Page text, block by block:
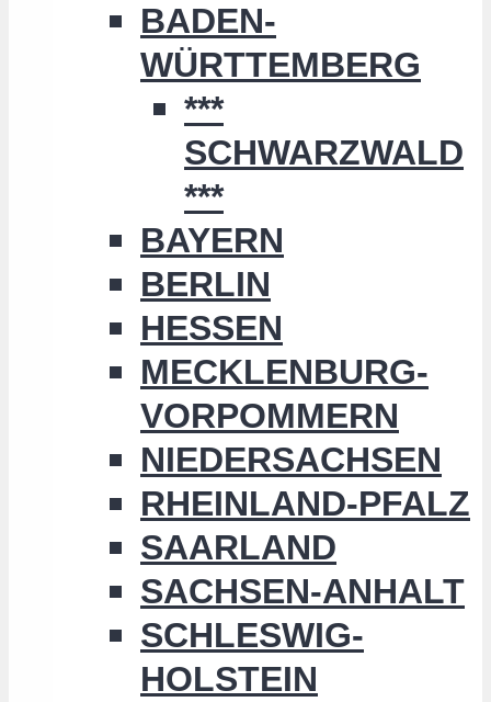
BADEN-
WÜRTTEMBERG
***
SCHWARZWALD
***
BAYERN
BERLIN
HESSEN
MECKLENBURG-
VORPOMMERN
NIEDERSACHSEN
RHEINLAND-PFALZ
SAARLAND
SACHSEN-ANHALT
SCHLESWIG-
HOLSTEIN